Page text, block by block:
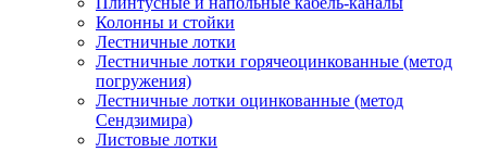
Колонны и стойки
Лестничные лотки
Лестничные лотки горячеоцинкованные (метод
погружения)
Лестничные лотки оцинкованные (метод
Сендзимира)
Листовые лотки